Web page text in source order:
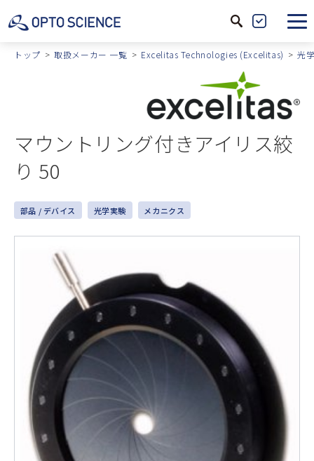
サ
内
製
込
トップ 取扱メーカー 一覧 Excelitas Technologies (Excelitas) 光
マウントリング付きアイリス絞
り 50
部品 / デバイス 光学実験 メカニクス